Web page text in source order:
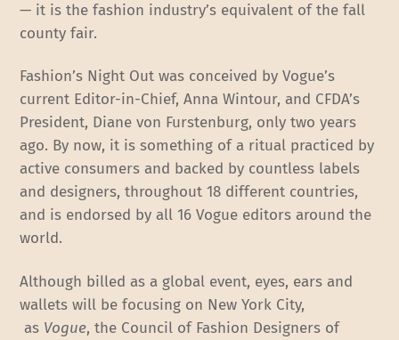
— it is the fashion industry’s equivalent of the fall
county fair.
Fashion’s Night Out was conceived by Vogue’s
current Editor-in-Chief, Anna Wintour, and CFDA’s
President, Diane von Furstenburg, only two years
ago. By now, it is something of a ritual practiced by
active consumers and backed by countless labels
and designers, throughout 18 different countries,
and is endorsed by all 16 Vogue editors around the
world.
Although billed as a global event, eyes, ears and
wallets will be focusing on New York City,
as Vogue, the Council of Fashion Designers of